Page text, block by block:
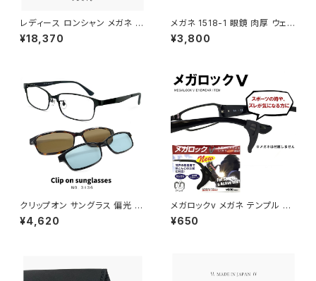
レディース ロンシャン メガネ lo
2548lbj-602 47mm longch
amp 眼鏡 かわいい おしゃれ
¥18,370
メガネ 1518-1 眼鏡 肉厚 ウェリ
ントン ブラック 黒縁 黒ぶち
¥3,800
クリップオン サングラス 偏光 レ
ンズ付き 眼鏡 3136-1 メガネ
メンズ クリップオンサングラス
ングラス
¥4,620
メガロックv メガネ テンプル 調
整 アジャスター 眼鏡 ずり 落ち
防止 固定 めがね ズレ防止
¥650